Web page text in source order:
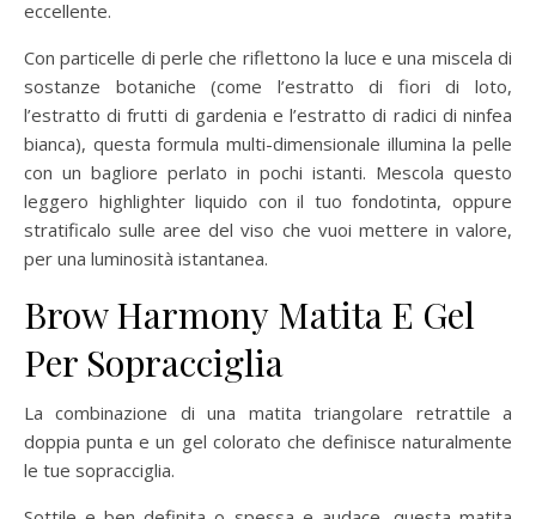
eccellente.
Con particelle di perle che riflettono la luce e una miscela di
sostanze botaniche (come l’estratto di fiori di loto,
l’estratto di frutti di gardenia e l’estratto di radici di ninfea
bianca), questa formula multi-dimensionale illumina la pelle
con un bagliore perlato in pochi istanti. Mescola questo
leggero highlighter liquido con il tuo fondotinta, oppure
stratificalo sulle aree del viso che vuoi mettere in valore,
per una luminosità istantanea.
Brow Harmony Matita E Gel
Per Sopracciglia
La combinazione di una matita triangolare retrattile a
doppia punta e un gel colorato che definisce naturalmente
le tue sopracciglia.